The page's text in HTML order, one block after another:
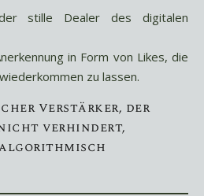
stille Dealer des digitalen
in Form von Likes, die
zu lassen.
Verstärker, der
verhindert,
algorithmisch